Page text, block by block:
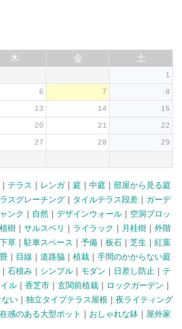
木 金 土
1
6 7 8
13 14 15
20 21 22
27 28 29
テラス レンガ｜ 庭 中庭
部屋から見る庭
スグレーチング｜ タイルテラス段差｜
ガーデ
ンク 自然 デザインウォール｜ 空洞ブロッ
樹｜ サルスベリ ライラック 月桂樹｜ 外階
下草｜ 駐車スペース 予備｜ 板石｜ 芝生
紅葉
目線 道路脇 植栽｜ 手間のかからない庭
石積み シンプル｜ モダン 日差し防止
テ
ル｜ 香芝市｜ 玄関前植栽｜ ロックガーデン
い 独立タイプテラス屋根
夜ライティング
感のある大型ポット おしゃれな鉢｜
屋外家